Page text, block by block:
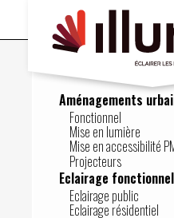
Aménagements
Fonctionnel
Mise en lumière
Mise en accessibilité
Projecteurs
Eclairage
Eclairage public
Eclairage résidentiel